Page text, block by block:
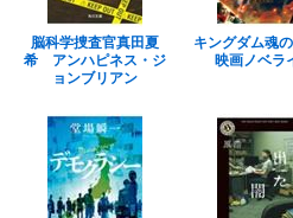
脳科学捜査官真田夏
希 アンハピネス・ジ
ョンブリアン
キングダム魂
映画ノベラ